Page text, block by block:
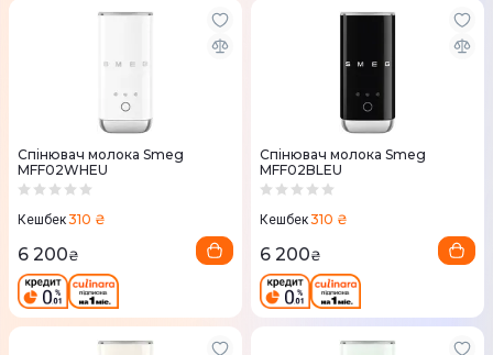
Спінювач молока Smeg
MFF02WHEU
Кешбек310 ₴
6 200₴
Спінювач молока Smeg
MFF02BLEU
Кешбек310 ₴
6 200₴